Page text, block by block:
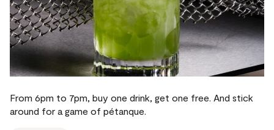
From 6pm to 7pm, buy one drink, get one free. And stick
around for a game of pétanque.